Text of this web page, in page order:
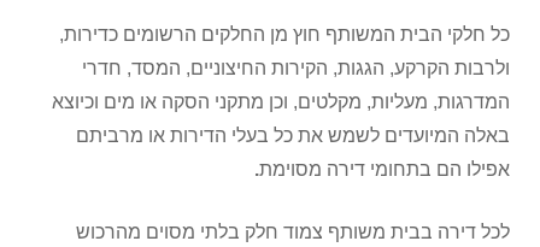
כל חלקי הבית המשותף חוץ מן החלקים הרשומים כדירות,
ולרבות הקרקע, הגגות, הקירות החיצוניים, המסד, חדרי
המדרגות, מעליות, מקלטים, וכן מתקני הסקה או מים וכיוצא
באלה המיועדים לשמש את כל בעלי הדירות או מרביתם
אפילו הם בתחומי דירה מסוימת.
לכל דירה בבית משותף צמוד חלק בלתי מסוים מהרכוש